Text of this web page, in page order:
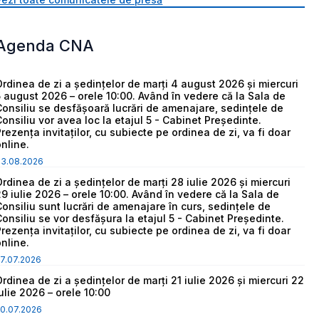
CNA
de zi a ședințelor de marți 4 august 2026 și miercuri
august 2026 – orele 10:00. Având în vedere că la Sala de
se desfășoară lucrări de amenajare, sedințele de
vor avea loc la etajul 5 - Cabinet Președinte.
invitaților, cu subiecte pe ordinea de zi, va fi doar
de zi a ședințelor de marți 28 iulie 2026 și miercuri
iulie 2026 – orele 10:00. Având în vedere că la Sala de
sunt lucrări de amenajare în curs, sedințele de
se vor desfășura la etajul 5 - Cabinet Președinte.
invitaților, cu subiecte pe ordinea de zi, va fi doar
de zi a ședințelor de marți 21 iulie 2026 și miercuri 22
2026 – orele 10:00